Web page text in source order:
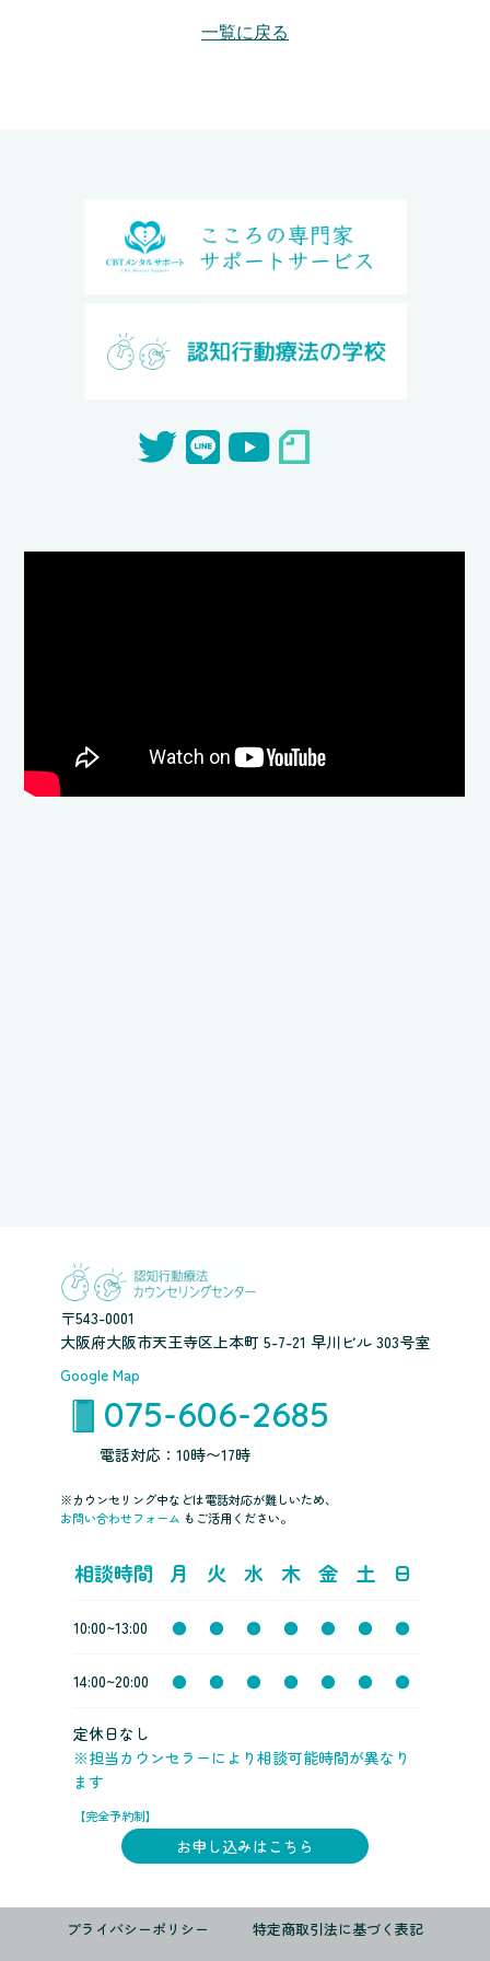
一覧に戻る
〒543-0001
大阪府大阪市天王寺区上本町 5-7-21 早川ビル 303号室
Google Map
075-606-2685
電話対応：10時〜17時
※カウンセリング中などは電話対応が難しいため、
お問い合わせフォーム もご活用ください。
相談時間 月 火 水 木 金 土 日
10:00~13:00 ● ● ● ● ● ● ●
14:00~20:00 ● ● ● ● ● ● ●
定休日なし
※担当カウンセラーにより相談可能時間が異なり
ます
【完全予約制】
お申し込みはこちら
プライバシーポリシー 特定商取引法に基づく表記